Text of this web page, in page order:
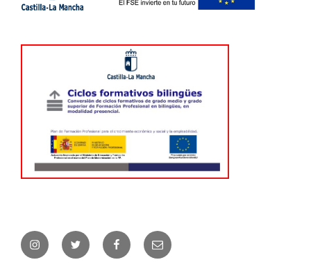
InstagramTwitter FacebookCorreo
electrónico